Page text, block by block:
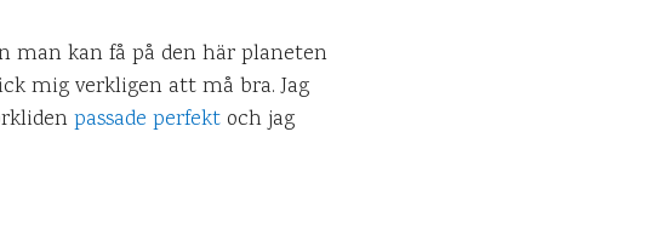
man kan få på den här planeten
mig verkligen att må bra. Jag
passade perfektoch jag